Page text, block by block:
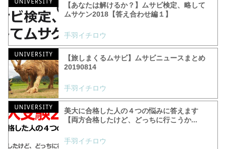
【あなたは解けるか？】ムサビ検定、略して
ムサケン2018【答え合わせ編１】
手羽イチロウ
【旅しまくるムサビ】ムサビニュースまとめ
20190814
手羽イチロウ
美大に合格した人の４つの悩みに答えます
【両方合格したけど、どっちに行こうか...
手羽イチロウ